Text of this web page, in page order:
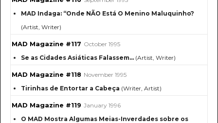
MAD Indaga: “Onde NÃO Está O Menino Maluquinho?
(Artist, Writer)
MAD Magazine #117 October 1995
Se as Cidades Asiáticas Falassem... (Artist, Writer)
MAD Magazine #118 November 1995
Tirinhas de Entortar a Cabeça (Writer, Artist)
MAD Magazine #119 January 1996
O MAD Mostra Algumas Meias-Inverdades sobre os